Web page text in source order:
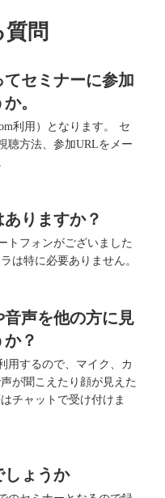
問
セミナーに参加
。
利用）となります。 セ
聴方法、参加URLをメー
りますか？
トフォンがございました
は特に必要ありません。
声を他の方に見
？
用するので、マイク、カ
が聞こえたり顔が見えた
チャットで受け付けま
しょうか